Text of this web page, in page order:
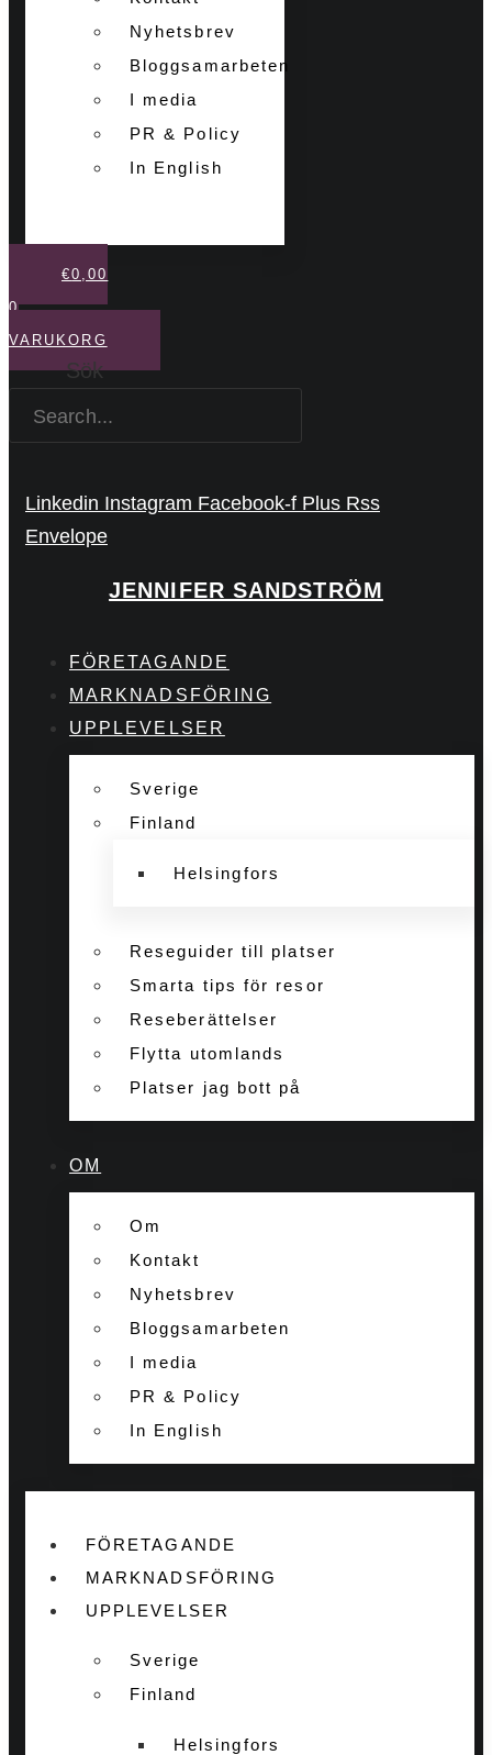
Nyhetsbrev
Bloggsamarbeten
I media
PR & Policy
In English
€0,00
0
VARUKORG
Sök
Linkedin Instagram Facebook-f Plus Rss
Envelope
JENNIFER SANDSTRÖM
FÖRETAGANDE
MARKNADSFÖRING
UPPLEVELSER
Sverige
Finland
Helsingfors
Reseguider till platser
Smarta tips för resor
Reseberättelser
Flytta utomlands
Platser jag bott på
OM
Om
Kontakt
Nyhetsbrev
Bloggsamarbeten
I media
PR & Policy
In English
FÖRETAGANDE
MARKNADSFÖRING
UPPLEVELSER
Sverige
Finland
Helsingfors